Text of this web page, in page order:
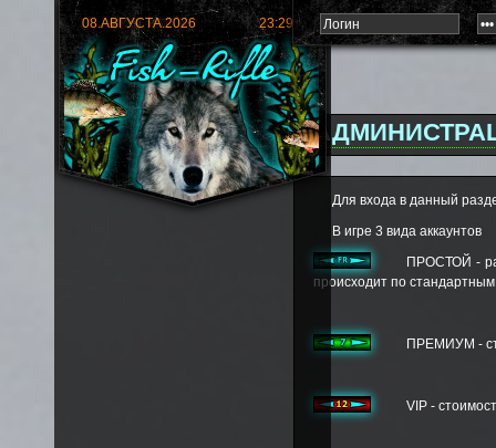
Для входа в данный
В игре 3 вида аккаунтов
ПРОСТОЙ -
происходит по
ПРЕМИУМ -
VIP -
08.АВГУСТА.2026 23:29:37